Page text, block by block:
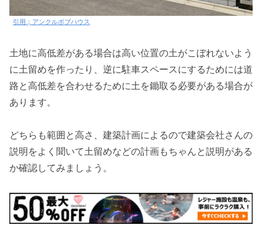
引用；アンクルボブハウス
土地に高低差がある場合は高い位置の土がこぼれないよう
に土留めを作ったり、逆に駐車スペースにするためには道
路と高低差を合わせるために土を鋤取る必要がある場合が
あります。
どちらも範囲と高さ、建築計画によるので建築会社さんの
説明をよく聞いて土留めなどの計画もちゃんと説明がある
か確認してみましょう。